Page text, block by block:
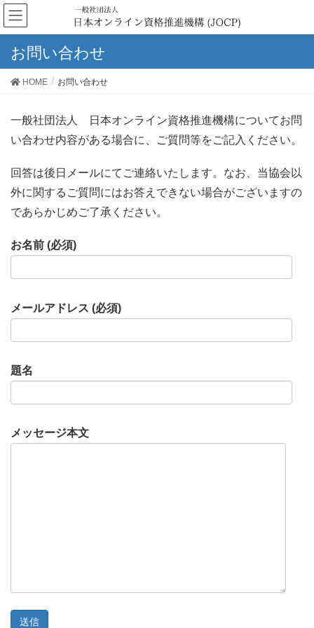
お問い合わせ
HOME お問い合わせ
一般社団法人 日本オンライン資格推進機構についてお問
い合わせ内容がある場合に、ご質問等をご記入ください。
回答は後日メールにてご連絡いたします。なお、当協会以
外に関するご質問にはお答えできない場合がございますの
であらかじめご了承ください。
お名前 (必須)
メールアドレス (必須)
題名
メッセージ本文